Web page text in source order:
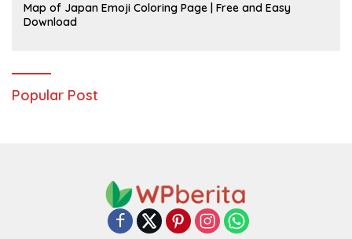
Map of Japan Emoji Coloring Page | Free and Easy
Download
Popular Post